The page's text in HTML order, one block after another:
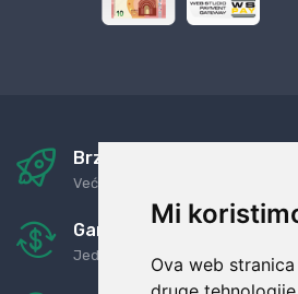
Mi
Ova web
Brza i sigurna dostava
Već za nekoliko dana kod vas
Garancija u povrat novaca
Jednostavno pravilo: Roba za